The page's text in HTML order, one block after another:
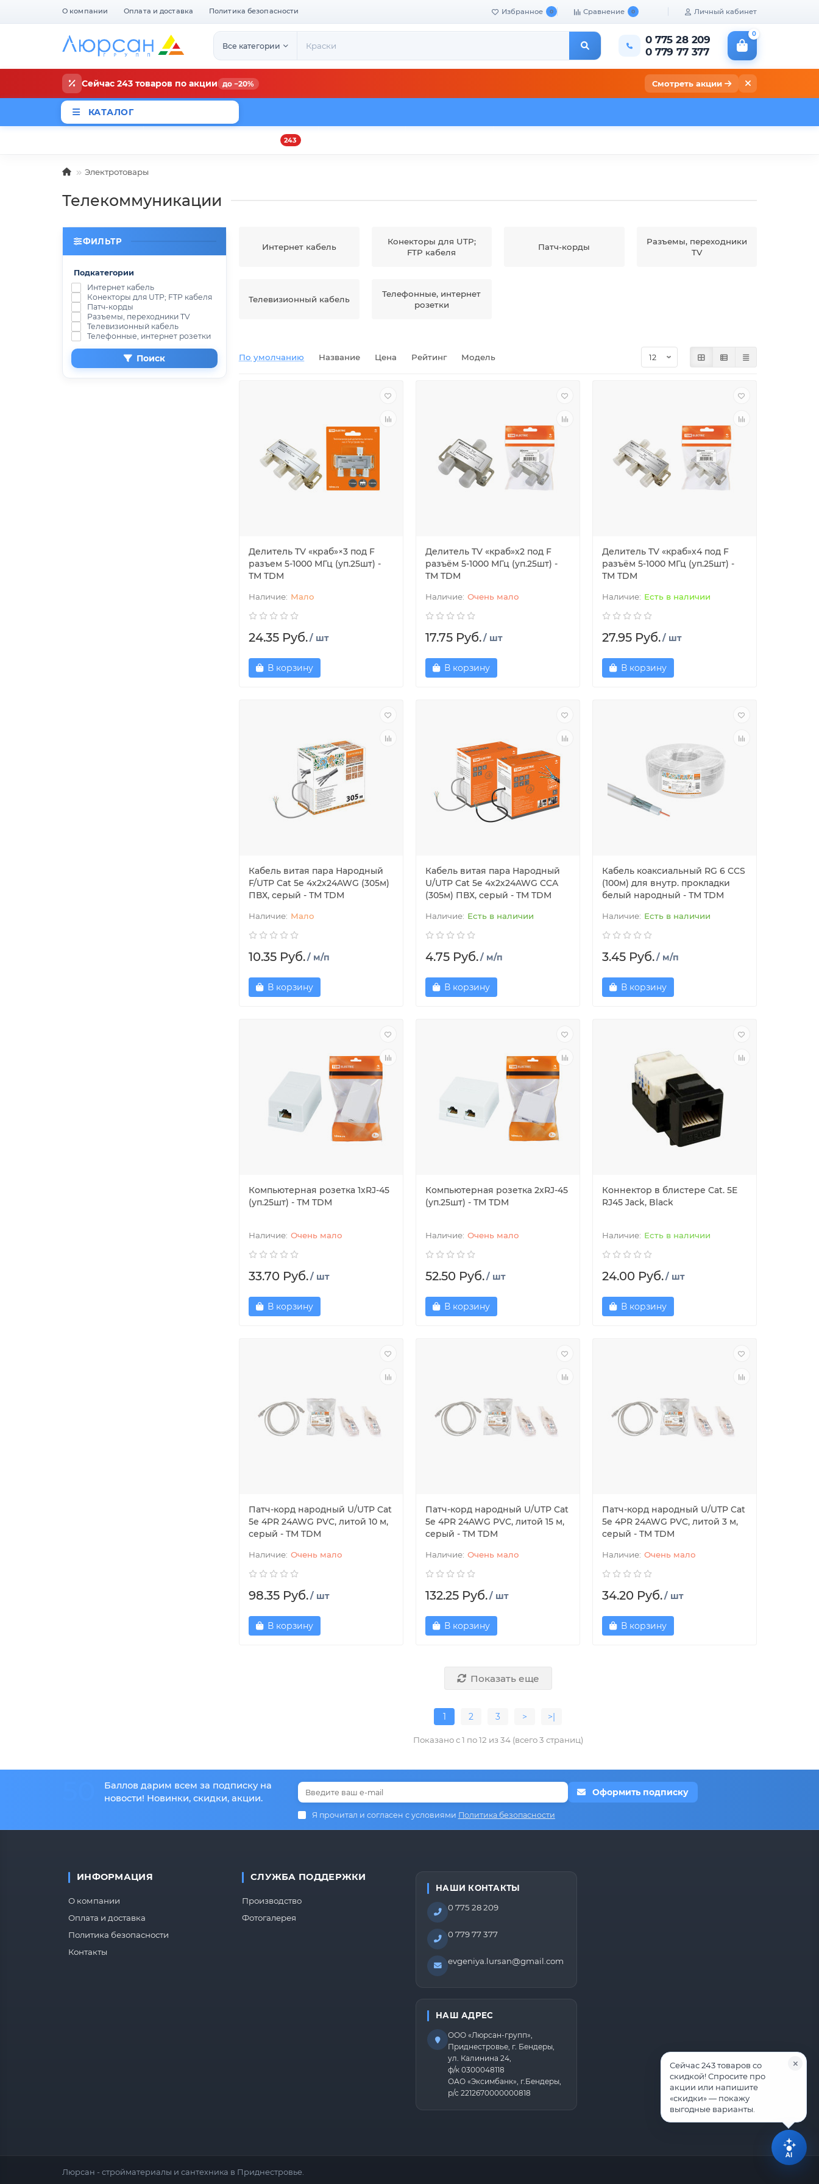
О компании Оплата и доставка Политика безопасности Избранное 0 Сравнение 0 Личный кабинет
Все категории
0 775 28 209
0 779 77 377
0
Сейчас 243 товаров по акции до −20% Смотреть акции
КАТАЛОГ
243
Электротовары
Телекоммуникации
ФИЛЬТР
Подкатегории
Интернет кабель
Конекторы для UTP; FTP кабеля
Патч-корды
Разъемы, переходники TV
Телевизионный кабель
Телефонные, интернет розетки
Поиск
Интернет кабель
Конекторы для UTP;
FTP кабеля
Патч-корды
Разъемы, переходники
TV
Телевизионный кабель
Телефонные, интернет
розетки
По умолчанию Название Цена Рейтинг Модель
Делитель TV «краб»×3 под F
разъем 5-1000 МГц (уп.25шт) -
ТМ TDM
Мало
24.35 Руб./ шт
В корзину
Делитель TV «краб»х2 под F
разъём 5-1000 МГц (уп.25шт) -
ТМ TDM
Очень мало
17.75 Руб./ шт
В корзину
Делитель TV «краб»х4 под F
разъём 5-1000 МГц (уп.25шт) -
ТМ TDM
Есть в наличии
27.95 Руб./ шт
В корзину
Кабель витая пара Народный
F/UTP Cat 5e 4х2х24AWG (305м)
ПВХ, серый - ТМ TDM
Мало
10.35 Руб./ м/п
В корзину
Кабель витая пара Народный
U/UTP Cat 5e 4х2х24AWG CCA
(305м) ПВХ, серый - ТМ TDM
Есть в наличии
4.75 Руб./ м/п
В корзину
Кабель коаксиальный RG 6 CCS
(100м) для внутр. прокладки
белый народный - ТМ TDM
Есть в наличии
3.45 Руб./ м/п
В корзину
Компьютерная розетка 1xRJ-45
(уп.25шт) - ТМ TDM
Очень мало
33.70 Руб./ шт
В корзину
Компьютерная розетка 2xRJ-45
(уп.25шт) - ТМ TDM
Очень мало
52.50 Руб./ шт
В корзину
Коннектор в блистере Cat. 5E
RJ45 Jack, Black
Есть в наличии
24.00 Руб./ шт
В корзину
Патч-корд народный U/UTP Cat
5e 4PR 24AWG PVC, литой 10 м,
серый - TM TDM
Очень мало
98.35 Руб./ шт
В корзину
Патч-корд народный U/UTP Cat
5e 4PR 24AWG PVC, литой 15 м,
серый - TM TDM
Очень мало
132.25 Руб./ шт
В корзину
Патч-корд народный U/UTP Cat
5e 4PR 24AWG PVC, литой 3 м,
серый - TM TDM
Очень мало
34.20 Руб./ шт
В корзину
Показать еще
1 2 3 > >|
Показано с 1 по 12 из 34 (всего 3 страниц)
Баллов дарим всем за подписку на
новости! Новинки, скидки, акции.
Оформить подписку
Я прочитал и согласен с условиями Политика безопасности
ИНФОРМАЦИЯ
О компании
Оплата и доставка
Политика безопасности
Контакты
СЛУЖБА ПОДДЕРЖКИ
Производство
Фотогалерея
НАШИ КОНТАКТЫ
0 775 28 209
0 779 77 377
evgeniya.lursan@gmail.com
НАШ АДРЕС
ООО «Люрсан-групп»,
Приднестровье, г. Бендеры,
ул. Калинина 24,
ф/к 0300048118
ОАО «Эксимбанк», г.Бендеры,
р/с 2212670000000818
Люрсан - стройматериалы и сантехника в Приднестровье.
Сейчас 243 товаров со
скидкой! Спросите про
акции или напишите
«скидки» — покажу
выгодные варианты.
AI